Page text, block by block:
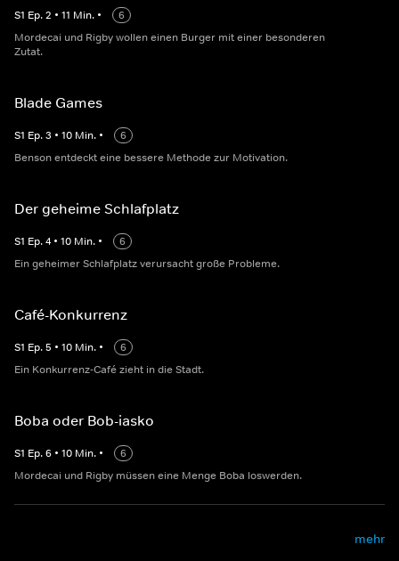
S1 Ep.2 • 11 Min. •
6
Mordecai und Rigby wollen einen Burger mit einer besonderen
Zutat.
Blade Games
S1 Ep.3 • 10 Min. •
6
Benson entdeckt eine bessere Methode zur Motivation.
Der geheime Schlafplatz
S1 Ep.4 • 10 Min. •
6
Ein geheimer Schlafplatz verursacht große Probleme.
Café-Konkurrenz
S1 Ep.5 • 10 Min. •
6
Ein Konkurrenz-Café zieht in die Stadt.
Boba oder Bob-iasko
S1 Ep.6 • 10 Min. •
6
Mordecai und Rigby müssen eine Menge Boba loswerden.
mehr